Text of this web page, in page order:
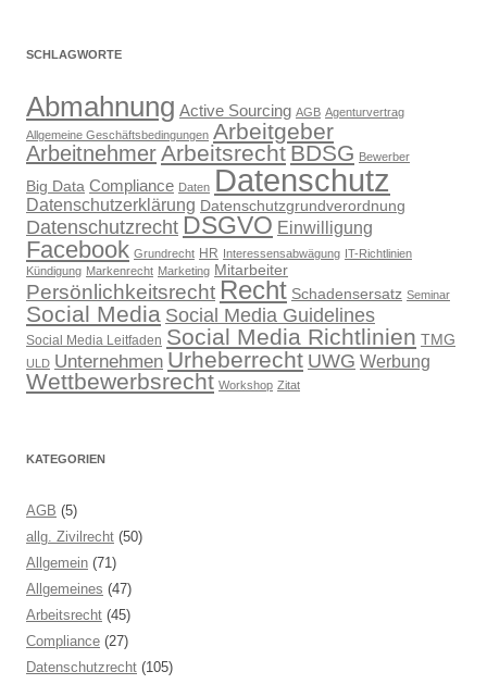
SCHLAGWORTE
Abmahnung Active Sourcing AGB Agenturvertrag
Allgemeine Geschäftsbedingungen Arbeitgeber
ArbeitnehmerArbeitsrecht BDSG Bewerber
Big Data Compliance Daten Datenschutz
Datenschutzerklärung Datenschutzgrundverordnung
Datenschutzrecht DSGVO Einwilligung
Facebook Grundrecht HR Interessensabwägung IT-Richtlinien
Kündigung Markenrecht Marketing Mitarbeiter
Persönlichkeitsrecht Recht Schadensersatz Seminar
Social Media Social Media Guidelines
Social Media Leitfaden Social Media Richtlinien TMG
ULD Unternehmen Urheberrecht UWG Werbung
Wettbewerbsrecht Workshop Zitat
KATEGORIEN
AGB (5)
allg. Zivilrecht (50)
Allgemein (71)
Allgemeines (47)
Arbeitsrecht (45)
Compliance (27)
Datenschutzrecht (105)